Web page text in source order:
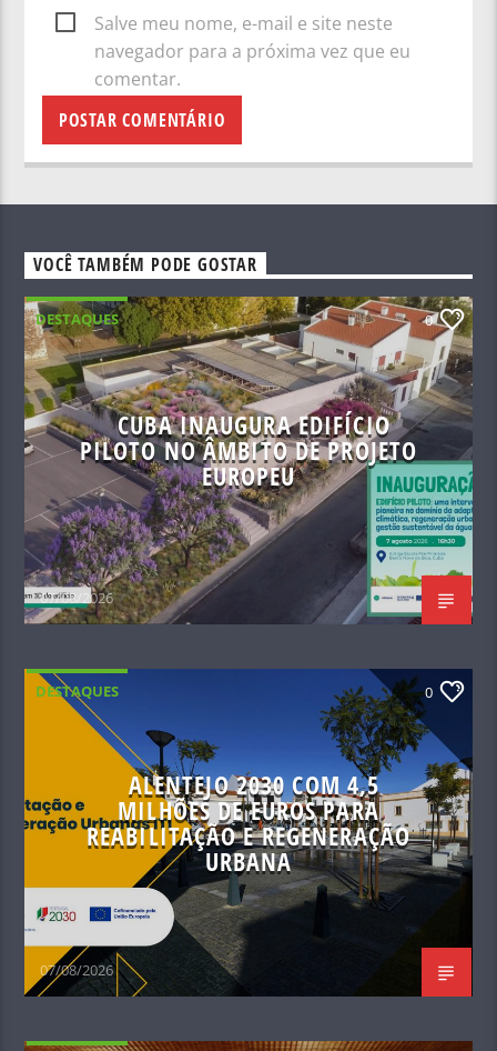
Salve meu nome, e-mail e site neste
navegador para a próxima vez que eu
comentar.
VOCÊ TAMBÉM PODE GOSTAR
DESTAQUES 0
CUBA INAUGURA EDIFÍCIO
PILOTO NO ÂMBITO DE PROJETO
EUROPEU
07/08/2026
DESTAQUES 0
ALENTEJO 2030 COM 4,5
MILHÕES DE EUROS PARA
REABILITAÇÃO E REGENERAÇÃO
URBANA
07/08/2026